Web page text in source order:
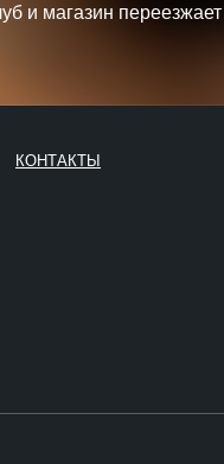
и магазин переезжает
КОНТАКТЫ